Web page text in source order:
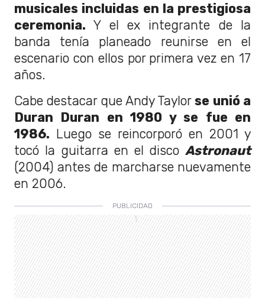
musicales incluidas en la prestigiosa
ceremonia. Y el ex integrante de la
banda tenía planeado reunirse en el
escenario con ellos por primera vez en 17
años.
Cabe destacar que Andy Taylor se unió a
Duran Duran en 1980 y se fue en
1986. Luego se reincorporó en 2001 y
tocó la guitarra en el disco Astronaut
(2004) antes de marcharse nuevamente
en 2006.